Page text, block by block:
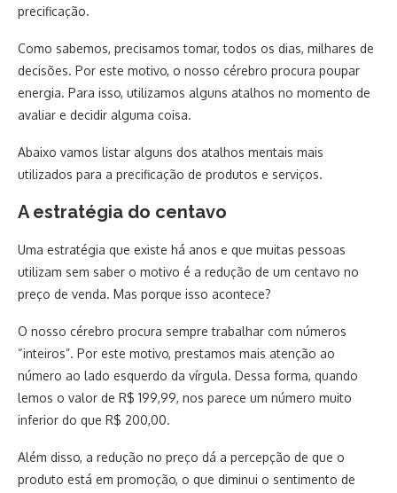
precificação.
Como sabemos, precisamos tomar, todos os dias, milhares de
decisões. Por este motivo, o nosso cérebro procura poupar
energia. Para isso, utilizamos alguns atalhos no momento de
avaliar e decidir alguma coisa.
Abaixo vamos listar alguns dos atalhos mentais mais
utilizados para a precificação de produtos e serviços.
A estratégia do centavo
Uma estratégia que existe há anos e que muitas pessoas
utilizam sem saber o motivo é a redução de um centavo no
preço de venda. Mas porque isso acontece?
O nosso cérebro procura sempre trabalhar com números
“inteiros”. Por este motivo, prestamos mais atenção ao
número ao lado esquerdo da vírgula. Dessa forma, quando
lemos o valor de R$ 199,99, nos parece um número muito
inferior do que R$ 200,00.
Além disso, a redução no preço dá a percepção de que o
produto está em promoção, o que diminui o sentimento de